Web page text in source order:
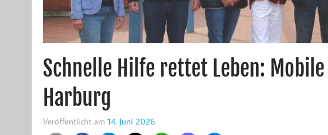
Schnelle Hilfe rettet Leben:
Harburg
Veröffentlicht am 14. Juni 2026